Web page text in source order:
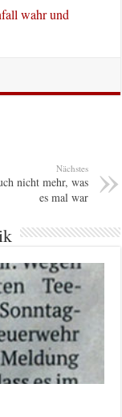
wahr und
Nächstes
nicht mehr, was
es mal war